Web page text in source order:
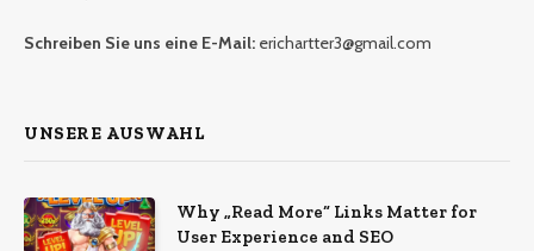
Schreiben Sie uns eine E-Mail: erichartter3@gmail.com
UNSERE AUSWAHL
Why „Read More“ Links Matter for
User Experience and SEO